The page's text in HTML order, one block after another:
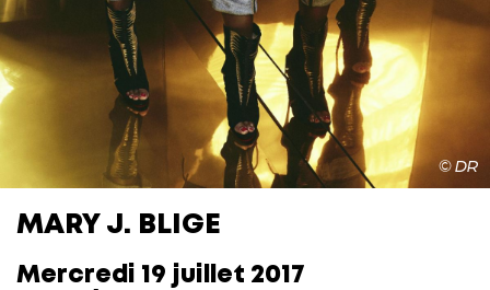
© DR
MARY J. BLIGE
Mercredi 19 juillet 2017